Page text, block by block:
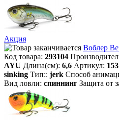
Акция
Воблер
Код товара: 293104
AYU Длина(см): 6,6 Артикул:
sinking Тип:: jerk Способ
Вид ловли: спиннинг Защита от